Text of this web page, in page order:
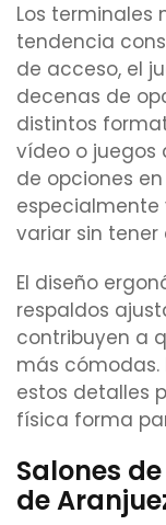
Los terminales
tendencia
de acceso, el
decenas de
distintos
vídeo o juegos
de opciones
especialmente
variar sin tener
El diseño
respaldos
contribuyen a
más cómodas.
estos detalles
física forma
Salones
de